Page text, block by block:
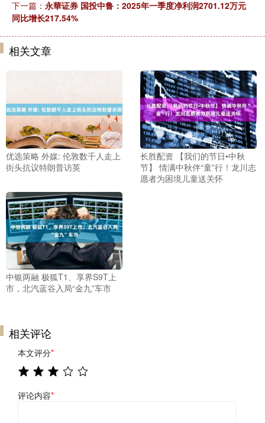
下一篇： 永華证券 国投中鲁：2025年一季度净利润2701.12万元
同比增长217.54%
相关文章
优选策略 外媒: 伦敦数千人走上
街头抗议特朗普访英
长胜配资 【我们的节日•中秋
节】 情满中秋伴“童”行！龙川志
愿者为困境儿童送关怀
中银两融 极狐T1、享界S9T上
市，北汽蓝谷入局“金九”车市
相关评论
本文评分*
评论内容*